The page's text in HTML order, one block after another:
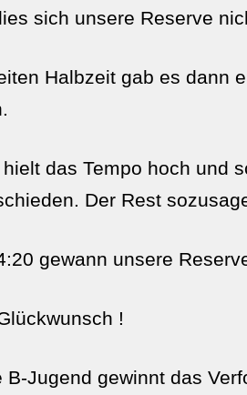
sich unsere Reserve
Halbzeit gab es dann
das Tempo hoch und
Der Rest
gewann unsere
!
B-Jugend gewinnt das